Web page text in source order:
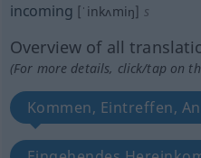
incoming [ˈinkʌmiŋ] s
Overview of all
(For more details, click/tap on
Kommen, Eintreffen,